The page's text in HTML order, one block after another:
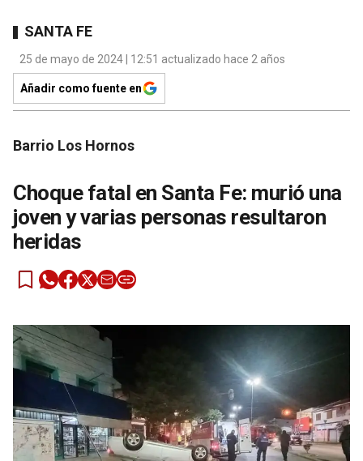
SANTA FE
25 de mayo de 2024 | 12:51 actualizado hace 2 años
Añadir como fuente en
Barrio Los Hornos
Choque fatal en Santa Fe: murió una
joven y varias personas resultaron
heridas